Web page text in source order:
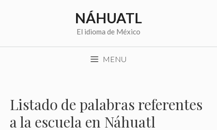
NÁHUATL
El idioma de México
MENU
Listado de palabras referentes
a la escuela en Náhuatl